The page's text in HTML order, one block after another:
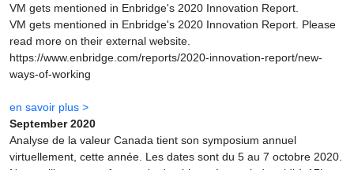
VM gets mentioned in Enbridge's 2020 Innovation Report.
VM gets mentioned in Enbridge's 2020 Innovation Report. Please
read more on their external website.
https://www.enbridge.com/reports/2020-innovation-report/new-
ways-of-working
en savoir plus >
September 2020
Analyse de la valeur Canada tient son symposium annuel
virtuellement, cette année. Les dates sont du 5 au 7 octobre 2020.